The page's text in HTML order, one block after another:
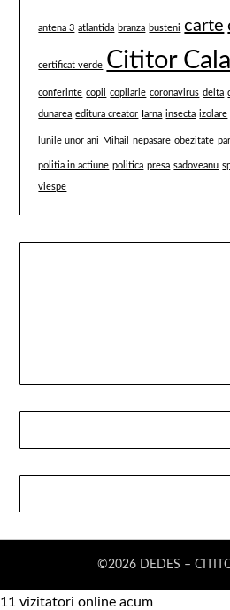
antena 3 atlantida branza busteni carte
certificat verde Cititor
conferinte copii copilarie coronavirus delta
dunarea editura creator Iarna insecta izolare
lunile unor ani Mihail nepasare obezitate
politia in actiune politica presa sadoveanu
viespe
©2026 DEDES –
11 vizitatori online acum